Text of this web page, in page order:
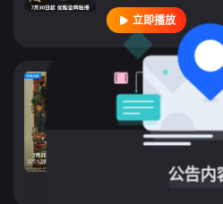
立即播放
悬案 2026
连续剧
算
王传君 / 江奇霖
立即播放公告内